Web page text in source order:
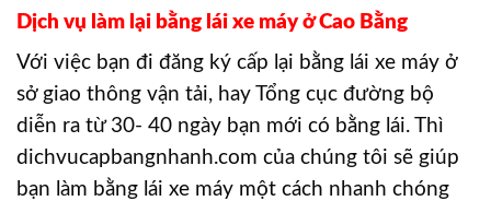
Dịch vụ làm lại bằng lái xe máy ở Cao Bằng
Với việc bạn đi đăng ký cấp lại bằng lái xe máy ở
sở giao thông vận tải, hay Tổng cục đường bộ
diễn ra từ 30- 40 ngày bạn mới có bằng lái. Thì
dichvucapbangnhanh.com của chúng tôi sẽ giúp
bạn làm bằng lái xe máy một cách nhanh chóng